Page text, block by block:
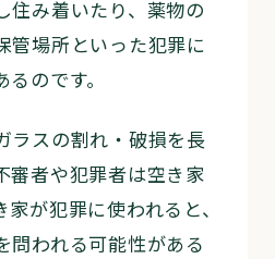
住み着いたり、薬物の
管場所といった犯罪に
のです。
ラスの割れ・破損を長
審者や犯罪者は空き家
が犯罪に使われると、
問われる可能性がある